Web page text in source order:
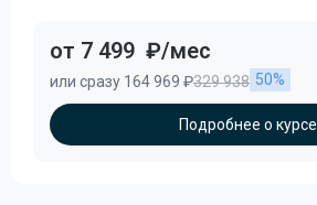
от 7 499 ₽/мес
или сразу 164 969 ₽329 938 50%
Подробнее о курсе